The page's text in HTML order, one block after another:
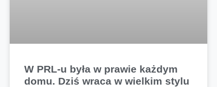
W PRL-u była w prawie każdym
domu. Dziś wraca w wielkim stylu